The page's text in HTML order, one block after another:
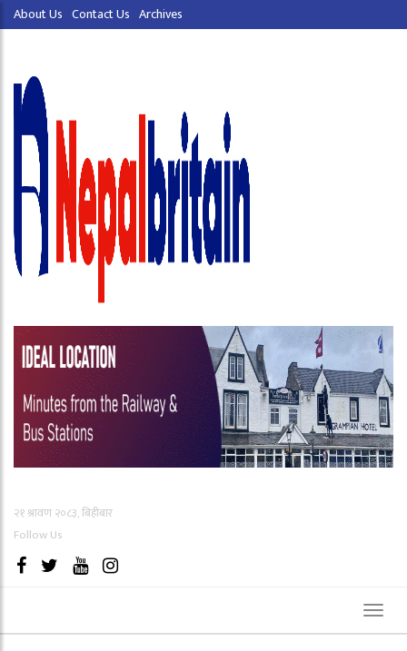
About Us Contact Us Archives
२१ श्रावण २०८३, बिहीबार
Follow Us